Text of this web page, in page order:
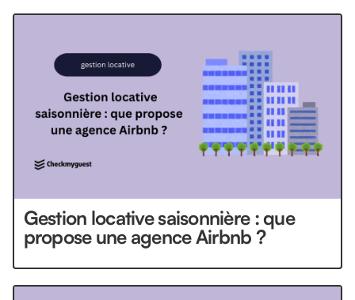
Gestion locative saisonnière : que
propose une agence Airbnb ?